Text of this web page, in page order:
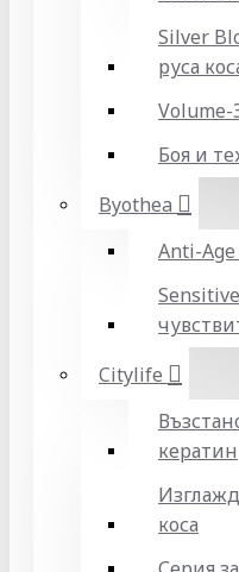
Silver
руса
Volume-
Боя и
Byothea
Anti-
Citylife
кератин
коса